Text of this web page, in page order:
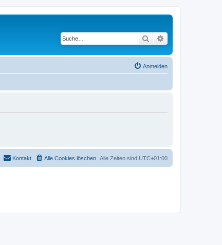
Suche
Anmelden
Alle Zeiten sind UTC+01:00
Alle Cookies löschen
Kontakt